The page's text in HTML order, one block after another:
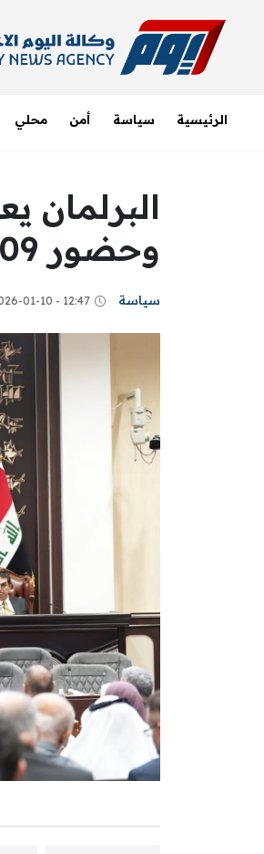
الرئيسية سياسة أمن محلي
البرلمان
وحضور 209 نواب
سياسة 12:47 - 2026-01-10